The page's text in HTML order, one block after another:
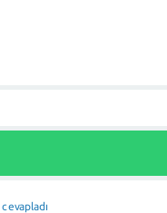
cevapladı